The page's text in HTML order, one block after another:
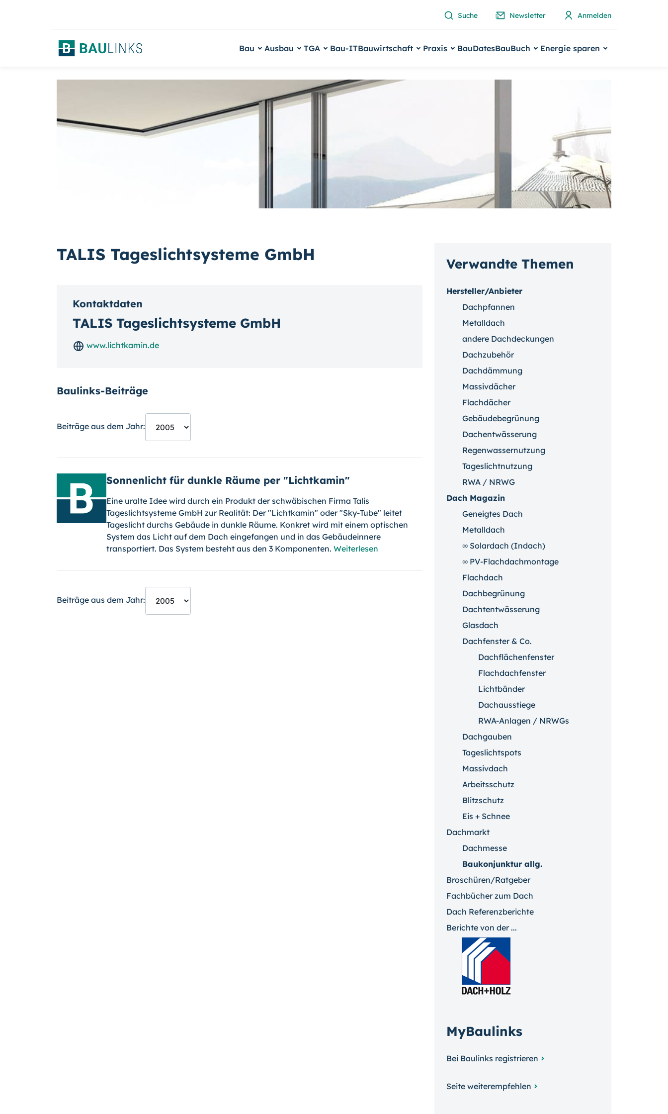
Suche Newsletter Anmelden
Bau Ausbau TGA Bau-ITBauwirtschaft Praxis BauDatesBauBuch Energie sparen
TALIS Tageslichtsysteme GmbH
Kontaktdaten
TALIS Tageslichtsysteme GmbH
www.lichtkamin.de
Baulinks-Beiträge
Beiträge aus dem Jahr:
Sonnenlicht für dunkle Räume per "Lichtkamin"
Eine uralte Idee wird durch ein Produkt der schwäbischen Firma Talis
Tageslichtsysteme GmbH zur Realität: Der "Lichtkamin" oder "Sky-Tube" leitet
Tageslicht durchs Gebäude in dunkle Räume. Konkret wird mit einem optischen
System das Licht auf dem Dach eingefangen und in das Gebäudeinnere
transportiert. Das System besteht aus den 3 Komponenten. Weiterlesen
Beiträge aus dem Jahr:
Verwandte Themen
Hersteller/Anbieter
Dachpfannen
Metalldach
andere Dachdeckungen
Dachzubehör
Dachdämmung
Massivdächer
Flachdächer
Gebäudebegrünung
Dachentwässerung
Regenwassernutzung
Tageslichtnutzung
RWA / NRWG
Dach Magazin
Geneigtes Dach
Metalldach
∞ Solardach (Indach)
∞ PV-Flachdachmontage
Flachdach
Dachbegrünung
Dachtentwässerung
Glasdach
Dachfenster & Co.
Dachflächenfenster
Flachdachfenster
Lichtbänder
Dachausstiege
RWA-Anlagen / NRWGs
Dachgauben
Tageslichtspots
Massivdach
Arbeitsschutz
Blitzschutz
Eis + Schnee
Dachmarkt
Dachmesse
Baukonjunktur allg.
Broschüren/Ratgeber
Fachbücher zum Dach
Dach Referenzberichte
Berichte von der ...
MyBaulinks
Bei Baulinks registrieren
Seite weiterempfehlen